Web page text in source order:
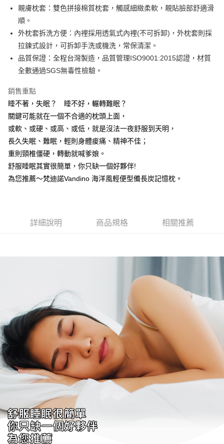
AFTEE先享後付
相關說明
【關於「AFTEE先享後付」】
AFTEE先享後付是「在收到商品之後才付款」的支付方式。 讓您購物簡單
１．簡單：不需註冊會員、不需綁卡、不需儲值。
２．便利：只要手機號碼，簡訊認證，即可結帳。
【「AFTEE先享後付」結帳流程】
１．於結帳方式選擇「AFTEE先享後付」後，將跳轉至「AFTEE先享後付」
結帳頁面，進行簡訊認證並確認金額後，即可完成結帳。
２．訂單成立數日內，您將收到繳費通知簡訊。
３．收到繳費通知簡訊後14天內，點擊此簡訊中的連結，可透過四大超商／
ATM／網路銀行／等多元方式進行付款，方視為交易完成。
※ 請注意：結帳手續完成當下不需立刻繳費，但若您需要取消訂單，請聯絡
後付繳納相關費用。
※ 交易是否成功請以「AFTEE先享後付 」之結帳頁面顯示為準，若有關於
１．透過由恩沛科技股份有限公司提供之「AFTEE先享後付」服務完成之交
https://aftee.tw/terms/#terms3
「AFTEE先享後付」，若未經同意申辦者引起之損失，本公司不負相關責
４．使用「AFTEE先享後付」時，將依據個別帳號之用戶狀況，依本公司即
時審查核予不同之上限額度；若仍有額度不足之情形，本公司將視審查結果
請求用戶進行身份認證。
５．嚴禁一人註冊多個帳號或使用他人資訊註冊。若發現惡意使用之情形，
恩沛科技股份有限公司將有權停止該用戶之使用額度並採取法律行動。
ATM付款
運送方式
每筆NT$60，滿NT$499(含以上)免運費
7-11取貨付款
每筆NT$60，滿NT$499(含以上)免運費
宅配
每筆NT$100，滿NT$499(含以上)免運費
親膚枕套：雙色拼接棉質枕套，觸感細緻柔軟，親貼臉部舒適滑
順。
外枕套拆洗方便：內裡採用透氣式內裡(不可拆卸)，外枕套則採
拉鍊式設計，可拆卸手洗或機洗，常保清潔。
品質保證：全程台灣製造，品質管理ISO9001:2015認證，材質
全數通過SGS無毒性檢驗。
銷售重點
睡不著，失眠？ 睡不好，輾轉難眠？
關鍵可能就在一個不合適的枕頭上面，
或軟、或硬、或高、或低，就是沒法一夜舒服到天明，
長久失眠、難眠，輕則身體痠痛、精神不佳；
重則頸椎僵硬，轉動就喊爹娘。
舒服睡眠其實很簡單，你只缺一個好夥伴!
為您推薦～梵迪諾Vandino 海洋風輕便型備長炭記憶枕。
詳細說明 商品規格 相關推薦